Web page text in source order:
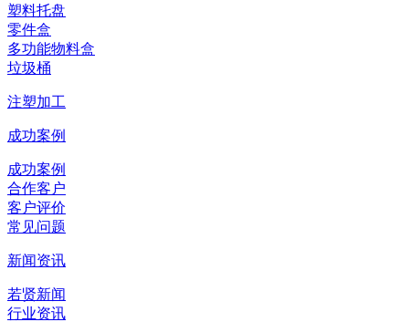
塑料托盘
零件盒
多功能物料盒
垃圾桶
注塑加工
成功案例
成功案例
合作客户
客户评价
常见问题
新闻资讯
若贤新闻
行业资讯